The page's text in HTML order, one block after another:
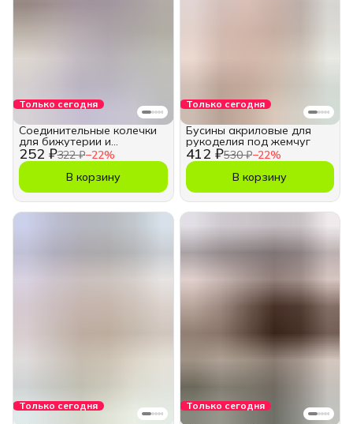
Только сегодня
252 ₽322 ₽−22%
Соединительные колечки
для бижутерии и
рукоделия 10 мм
В корзину
Только сегодня
412 ₽530 ₽−22%
Бусины акриловые для
рукоделия под жемчуг
В корзину
Только сегодня Только сегодня